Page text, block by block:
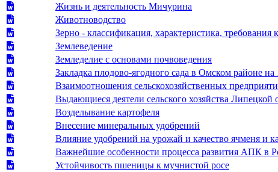
Жизнь и деятельность Мичурина
Животноводство
Зерно - классификация, характеристика, требования
Землеведение
Земледелие с основами почвоведения
Закладка плодово-ягодного сада в Омском районе на
Взаимоотношения сельскохозяйственных
Выдающиеся деятели сельского хозяйства Липецкой
Возделывание картофеля
Внесение минеральных удобрений
Влияние удобрений на урожай и качество ячменя и
Важнейшие особенности процесса развития АПК в
Устойчивость пшеницы к мучнистой росе